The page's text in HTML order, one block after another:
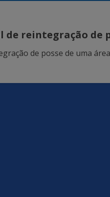
reintegração de
de posse de uma